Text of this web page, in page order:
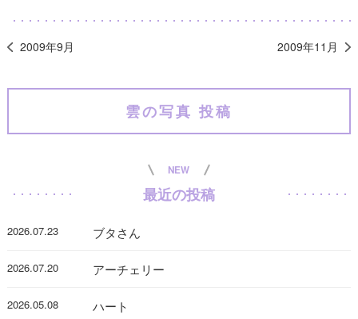
2009年9月 2009年11月
雲の写真 投稿
NEW
最近の投稿
2026.07.23 ブタさん
2026.07.20 アーチェリー
2026.05.08 ハート